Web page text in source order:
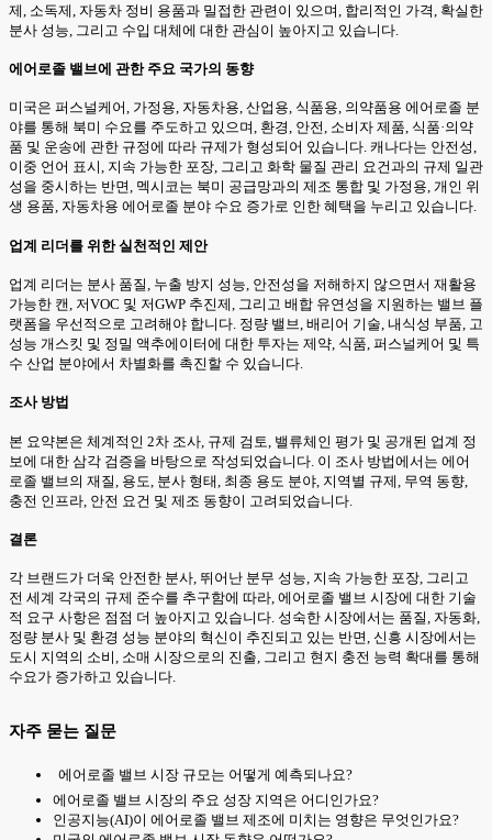
제, 소독제, 자동차 정비 용품과 밀접한 관련이 있으며, 합리적인 가격, 확실한
분사 성능, 그리고 수입 대체에 대한 관심이 높아지고 있습니다.
에어로졸 밸브에 관한 주요 국가의 동향
미국은 퍼스널케어, 가정용, 자동차용, 산업용, 식품용, 의약품용 에어로졸 분
야를 통해 북미 수요를 주도하고 있으며, 환경, 안전, 소비자 제품, 식품·의약
품 및 운송에 관한 규정에 따라 규제가 형성되어 있습니다. 캐나다는 안전성,
이중 언어 표시, 지속 가능한 포장, 그리고 화학 물질 관리 요건과의 규제 일관
성을 중시하는 반면, 멕시코는 북미 공급망과의 제조 통합 및 가정용, 개인 위
생 용품, 자동차용 에어로졸 분야 수요 증가로 인한 혜택을 누리고 있습니다.
업계 리더를 위한 실천적인 제안
업계 리더는 분사 품질, 누출 방지 성능, 안전성을 저해하지 않으면서 재활용
가능한 캔, 저VOC 및 저GWP 추진제, 그리고 배합 유연성을 지원하는 밸브 플
랫폼을 우선적으로 고려해야 합니다. 정량 밸브, 배리어 기술, 내식성 부품, 고
성능 개스킷 및 정밀 액추에이터에 대한 투자는 제약, 식품, 퍼스널케어 및 특
수 산업 분야에서 차별화를 촉진할 수 있습니다.
조사 방법
본 요약본은 체계적인 2차 조사, 규제 검토, 밸류체인 평가 및 공개된 업계 정
보에 대한 삼각 검증을 바탕으로 작성되었습니다. 이 조사 방법에서는 에어
로졸 밸브의 재질, 용도, 분사 형태, 최종 용도 분야, 지역별 규제, 무역 동향,
충전 인프라, 안전 요건 및 제조 동향이 고려되었습니다.
결론
각 브랜드가 더욱 안전한 분사, 뛰어난 분무 성능, 지속 가능한 포장, 그리고
전 세계 각국의 규제 준수를 추구함에 따라, 에어로졸 밸브 시장에 대한 기술
적 요구 사항은 점점 더 높아지고 있습니다. 성숙한 시장에서는 품질, 자동화,
정량 분사 및 환경 성능 분야의 혁신이 추진되고 있는 반면, 신흥 시장에서는
도시 지역의 소비, 소매 시장으로의 진출, 그리고 현지 충전 능력 확대를 통해
수요가 증가하고 있습니다.
자주 묻는 질문
에어로졸 밸브 시장 규모는 어떻게 예측되나요?
에어로졸 밸브 시장의 주요 성장 지역은 어디인가요?
인공지능(AI)이 에어로졸 밸브 제조에 미치는 영향은 무엇인가요?